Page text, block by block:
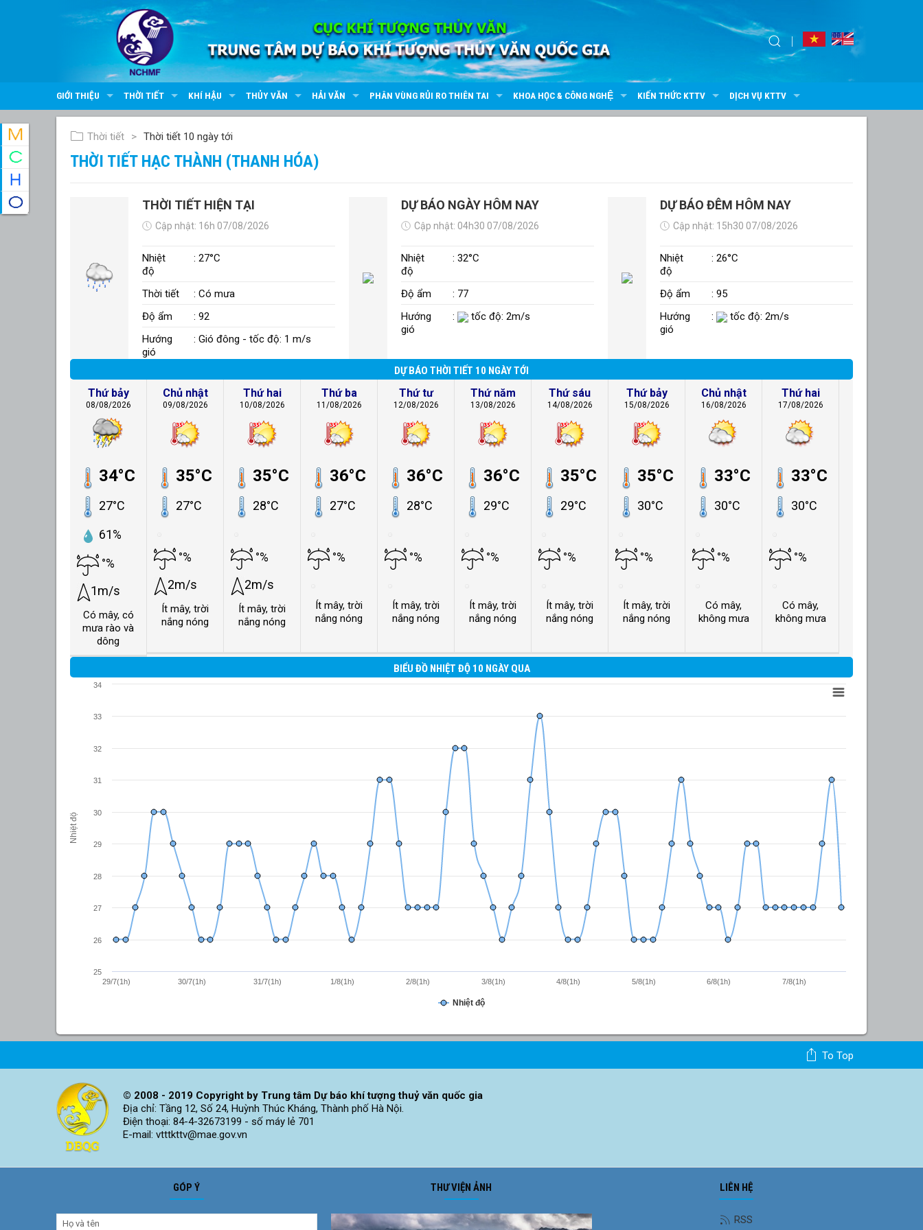
GIỚI THIỆU THỜI TIẾT KHÍ HẬU THỦY VĂN HẢI VĂN PHÂN VÙNG RỦI RO THIÊN TAI KHOA HỌC & CÔNG NGHỆ KIẾN THỨC KTTV DỊCH VỤ KTTV
Thời tiết Thời tiết 10 ngày tới
THỜI TIẾT HẠC THÀNH (THANH HÓA)
THỜI TIẾT HIỆN TẠI
Cập nhật: 16h 07/08/2026
Nhiệt
độ
: 27°C
Thời tiết
: Có mưa
Độ ẩm
: 92
Hướng
gió
: Gió đông - tốc độ: 1 m/s
DỰ BÁO NGÀY HÔM NAY
Cập nhật: 04h30 07/08/2026
Nhiệt
độ
: 32°C
Độ ẩm
: 77
Hướng
gió
: tốc độ: 2m/s
DỰ BÁO ĐÊM HÔM NAY
Cập nhật: 15h30 07/08/2026
Nhiệt
độ
: 26°C
Độ ẩm
: 95
Hướng
gió
: tốc độ: 2m/s
DỰ BÁO THỜI TIẾT 10 NGÀY TỚI
Thứ bảy
08/08/2026
34°C
27°C
61%
°%
1m/s
Có mây, có
mưa rào và
dông
Chủ nhật
09/08/2026
35°C
27°C
°%
2m/s
Ít mây, trời
nắng nóng
Thứ hai
10/08/2026
35°C
28°C
°%
2m/s
Ít mây, trời
nắng nóng
Thứ ba
11/08/2026
36°C
27°C
°%
Ít mây, trời
nắng nóng
Thứ tư
12/08/2026
36°C
28°C
°%
Ít mây, trời
nắng nóng
Thứ năm
13/08/2026
36°C
29°C
°%
Ít mây, trời
nắng nóng
Thứ sáu
14/08/2026
35°C
29°C
°%
Ít mây, trời
nắng nóng
Thứ bảy
15/08/2026
35°C
30°C
°%
Ít mây, trời
nắng nóng
Chủ nhật
16/08/2026
33°C
30°C
°%
Có mây,
không mưa
Thứ hai
17/08/2026
33°C
30°C
°%
Có mây,
không mưa
BIỂU ĐỒ NHIỆT ĐỘ 10 NGÀY QUA
Nhiệt độ
Nhiệt độ
29/7(1h) 30/7(1h) 31/7(1h) 1/8(1h) 2/8(1h) 3/8(1h) 4/8(1h) 5/8(1h) 6/8(1h) 7/8(1h)
25
26
27
28
29
30
31
32
33
34
To Top
© 2008 - 2019 Copyright by Trung tâm Dự báo khí tượng thuỷ văn quốc gia
Địa chỉ: Tầng 12, Số 24, Huỳnh Thúc Kháng, Thành phố Hà Nội.
Điện thoại: 84-4-32673199 - số máy lẻ 701
E-mail: vtttkttv@mae.gov.vn
GÓP Ý THƯ VIỆN ẢNH LIÊN HỆ
RSS